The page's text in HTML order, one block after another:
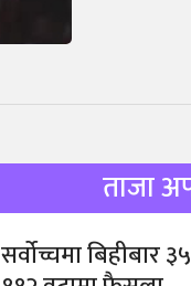
ताजा
सर्वोच्चमा बिहीबार